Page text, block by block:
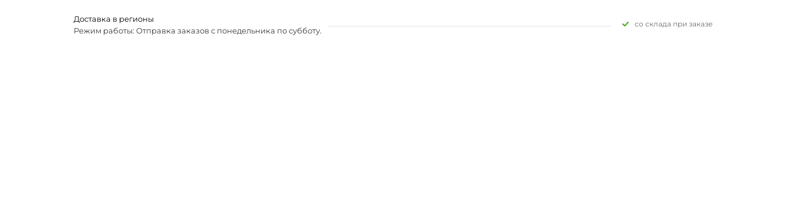
Доставка в регионы
Режим работы: Отправка заказов с понедельника по субботу.
Со склада при заказе